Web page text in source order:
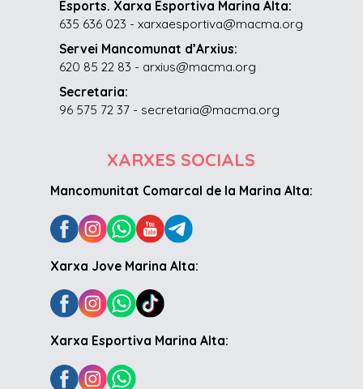
Esports. Xarxa Esportiva Marina Alta:
635 636 023 - xarxaesportiva@macma.org
Servei Mancomunat d’Arxius:
620 85 22 83 - arxius@macma.org
Secretaria:
96 575 72 37 - secretaria@macma.org
XARXES SOCIALS
Mancomunitat Comarcal de la Marina Alta:
Xarxa Jove Marina Alta:
Xarxa Esportiva Marina Alta: